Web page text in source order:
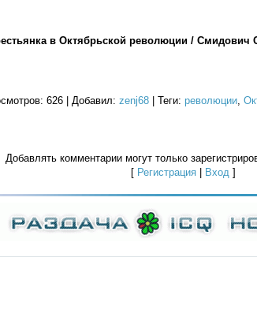
в Октябрьской революции / Смидович
: 626 | Добавил: zenj68| Теги: революции,
Добавлять комментарии могут только
[ Регистрация Вход ]